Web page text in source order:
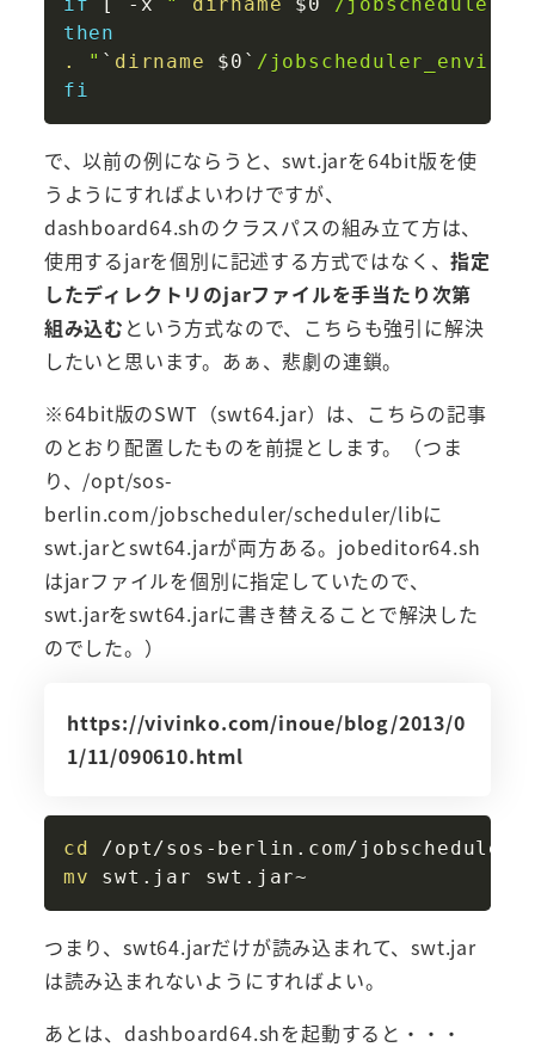
then
.
" ` dirname $0 ` /
fi
で、以前の例にならうと、swt.jarを64bit版を使
うようにすればよいわけですが、
dashboard64.shのクラスパスの組み立て方は、
使用するjarを個別に記述する方式ではなく、指定
したディレクトリのjarファイルを手当たり次第
組み込む という方式なので、こちらも強引に解決
したいと思います。あぁ、悲劇の連鎖。
※64bit版のSWT（swt64.jar）は、こちらの記事
のとおり配置したものを前提とします。（つま
り、/opt/sos-
berlin.com/jobscheduler/scheduler/libに
swt.jarとswt64.jarが両方ある。jobeditor64.sh
はjarファイルを個別に指定していたので、
swt.jarをswt64.jarに書き替えることで解決した
のでした。）
https://vivinko.com/inoue/blog/2013/0
1/11/090610.html
cd
mv
Copy
つまり、swt64.jarだけが読み込まれて、swt.jar
は読み込まれないようにすればよい。
あとは、dashboard64.shを起動すると・・・